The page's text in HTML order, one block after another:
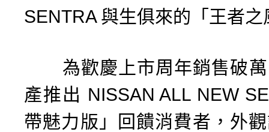
SENTRA 與生俱來的「王者之
為歡慶上市周年銷售破萬
產推出 NISSAN ALL NEW
帶魅力版」回饋消費者，外